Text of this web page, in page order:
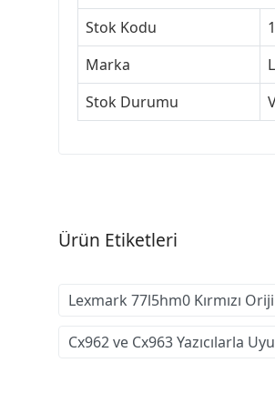
Stok Kodu
Marka
Stok Durumu
Ürün Etiketleri
Lexmark 77l5hm0 Kırmızı
Cx962 ve Cx963 Yazıcılarla